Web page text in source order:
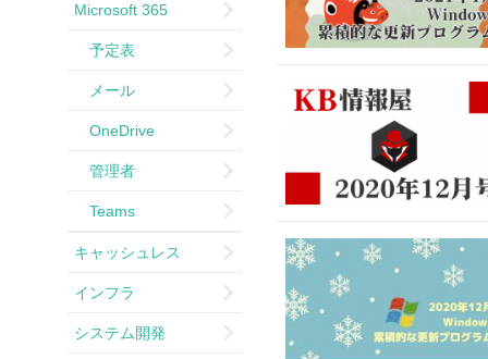
Microsoft 365
予定表
メール
OneDrive
管理者
Teams
キャッシュレス
インフラ
システム開発